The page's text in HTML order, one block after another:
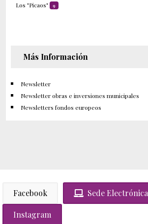
Los "Picaos" 9
Más Información
Newsletter
Newsletter obras e inversiones municipales
Newsletters fondos europeos
Facebook Sede Electrónica
Instagram